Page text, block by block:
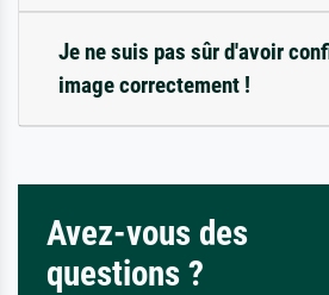
Je ne suis pas sûr d'avoir
image correctement !
Avez-vous des
questions ?